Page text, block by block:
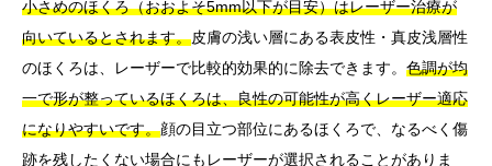
小さめのほくろ（おおよそ5mm以下が目安）はレーザー治療が
向いているとされます。皮膚の浅い層にある表皮性・真皮浅層性
のほくろは、レーザーで比較的効果的に除去できます。 色調が均
一で形が整っているほくろは、良性の可能性が高くレーザー適応
になりやすいです。顔の目立つ部位にあるほくろで、なるべく傷
跡を残したくない場合にもレーザーが選択されることがありま